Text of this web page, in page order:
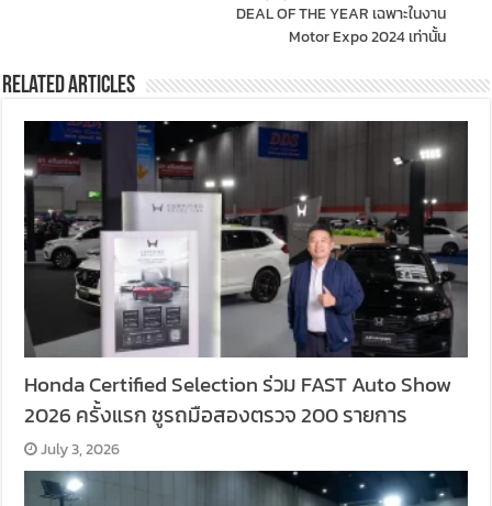
DEAL OF THE YEAR เฉพาะในงาน
Motor Expo 2024 เท่านั้น
Related Articles
Honda Certified Selection ร่วม FAST Auto Show
2026 ครั้งแรก ชูรถมือสองตรวจ 200 รายการ
July 3, 2026